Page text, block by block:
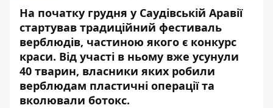
На початку грудня у Саудівській Аравії
стартував традиційний фестиваль
верблюдів, частиною якого є конкурс
краси. Від участі в ньому вже усунули
40 тварин, власники яких робили
верблюдам пластичні операції та
вколювали ботокс.